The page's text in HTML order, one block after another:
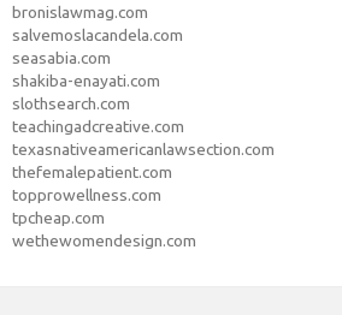
bronislawmag.com
salvemoslacandela.com
seasabia.com
shakiba-enayati.com
slothsearch.com
teachingadcreative.com
texasnativeamericanlawsection.com
thefemalepatient.com
topprowellness.com
tpcheap.com
wethewomendesign.com